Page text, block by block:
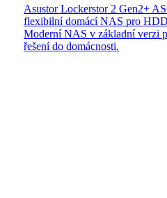
Asustor Lockerstor 2 Gen2+
flexibilní domácí NAS pro
Moderní NAS v základní verzi
řešení do domácnosti.